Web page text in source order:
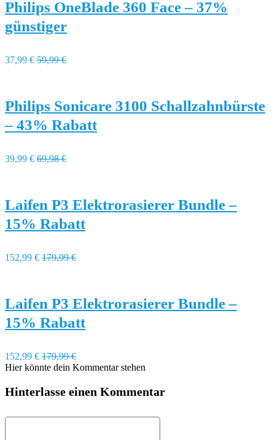
Philips OneBlade 360 Face – 37%
günstiger
37,99 € 59,99 €
Philips Sonicare 3100 Schallzahnbürste
– 43% Rabatt
39,99 € 69,98 €
Laifen P3 Elektrorasierer Bundle –
15% Rabatt
152,99 € 179,99 €
Laifen P3 Elektrorasierer Bundle –
15% Rabatt
152,99 € 179,99 €
Hier könnte dein Kommentar stehen
Hinterlasse einen Kommentar